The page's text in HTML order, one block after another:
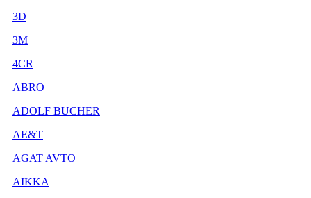
3D
3М
4CR
ABRO
ADOLF BUCHER
AE&T
AGAT AVTO
AIKKA